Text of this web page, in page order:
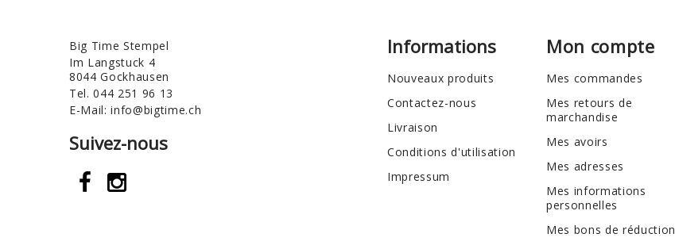
Big Time Stempel
Im Langstuck 4
8044 Gockhausen
Tel.044 251 96 13
E-Mail:info@bigtime.ch
Suivez-nous
Informations
Nouveaux produits
Contactez-nous
Livraison
Conditions d'utilisation
Impressum
Mon compte
Mes commandes
Mes retours de
marchandise
Mes avoirs
Mes adresses
Mes informations
personnelles
Mes bons de réduction